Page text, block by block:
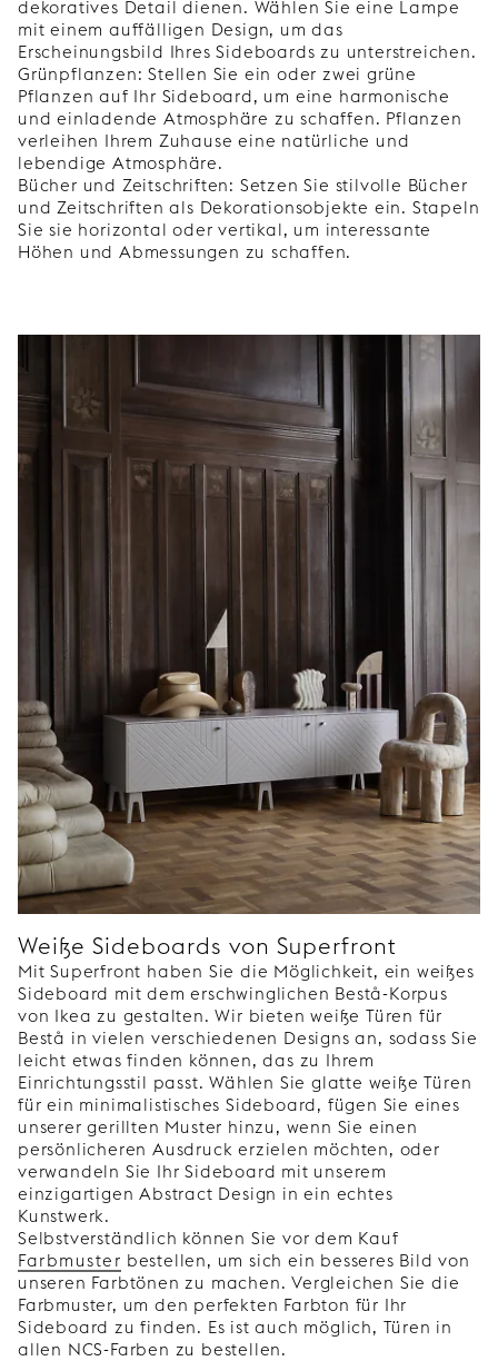
dekoratives Detail dienen. Wählen Sie eine Lampe
mit einem auffälligen Design, um das
Erscheinungsbild Ihres Sideboards zu unterstreichen.
Grünpflanzen: Stellen Sie ein oder zwei grüne
Pflanzen auf Ihr Sideboard, um eine harmonische
und einladende Atmosphäre zu schaffen. Pflanzen
verleihen Ihrem Zuhause eine natürliche und
lebendige Atmosphäre.
Bücher und Zeitschriften: Setzen Sie stilvolle Bücher
und Zeitschriften als Dekorationsobjekte ein. Stapeln
Sie sie horizontal oder vertikal, um interessante
Höhen und Abmessungen zu schaffen.
Weiße Sideboards von Superfront
Mit Superfront haben Sie die Möglichkeit, ein weißes
Sideboard mit dem erschwinglichen Bestå-Korpus
von Ikea zu gestalten. Wir bieten weiße Türen für
Bestå in vielen verschiedenen Designs an, sodass Sie
leicht etwas finden können, das zu Ihrem
Einrichtungsstil passt. Wählen Sie glatte weiße Türen
für ein minimalistisches Sideboard, fügen Sie eines
unserer gerillten Muster hinzu, wenn Sie einen
persönlicheren Ausdruck erzielen möchten, oder
verwandeln Sie Ihr Sideboard mit unserem
einzigartigen Abstract Design in ein echtes
Kunstwerk.
Selbstverständlich können Sie vor dem Kauf
Farbmuster bestellen, um sich ein besseres Bild von
unseren Farbtönen zu machen. Vergleichen Sie die
Farbmuster, um den perfekten Farbton für Ihr
Sideboard zu finden. Es ist auch möglich, Türen in
allen NCS-Farben zu bestellen.